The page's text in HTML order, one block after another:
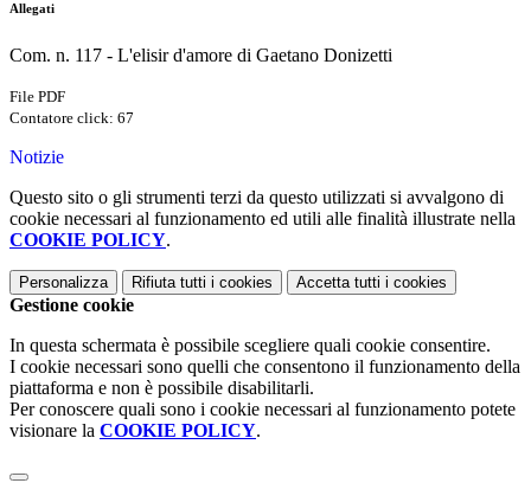
Allegati
Com. n. 117 - L'elisir d'amore di Gaetano Donizetti
File PDF
Contatore click: 67
Notizie
Questo sito o gli strumenti terzi da questo utilizzati si avvalgono di
cookie necessari al funzionamento ed utili alle finalità illustrate nella
COOKIE POLICY.
Personalizza Rifiuta tutti i cookies Accetta tutti i cookies
Gestione cookie
In questa schermata è possibile scegliere quali cookie consentire.
I cookie necessari sono quelli che consentono il funzionamento della
piattaforma e non è possibile disabilitarli.
Per conoscere quali sono i cookie necessari al funzionamento potete
visionare la COOKIE POLICY.